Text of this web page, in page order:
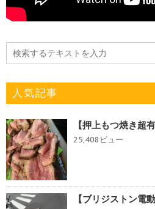
人気記事
【押上もつ焼き超
25,408ビュー
【ブリジストン電